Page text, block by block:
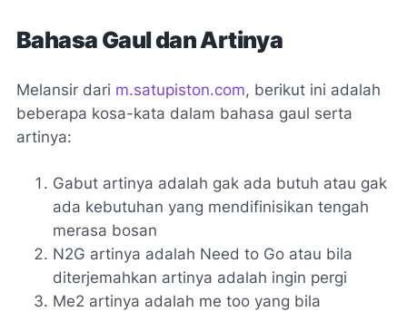
Bahasa Gaul dan Artinya
Melansir dari m.satupiston.com, berikut ini adalah
beberapa kosa-kata dalam bahasa gaul serta
artinya:
Gabut artinya adalah gak ada butuh atau gak
ada kebutuhan yang mendifinisikan tengah
merasa bosan
N2G artinya adalah Need to Go atau bila
diterjemahkan artinya adalah ingin pergi
Me2 artinya adalah me too yang bila